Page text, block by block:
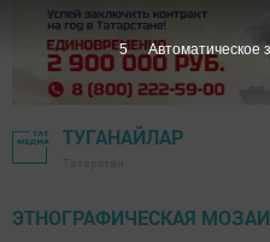
ТУГАНАЙЛАР
ЭТНОГРАФИЧЕСКАЯ
4 Автоматическое